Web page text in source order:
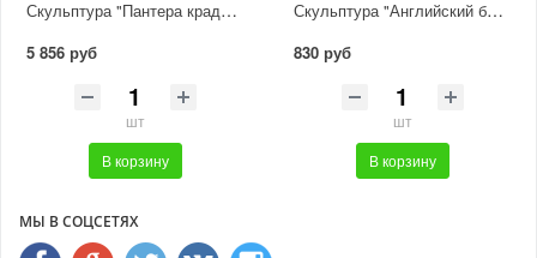
Скульптура "Пантера крадется"
5 856 руб
шт
В корзину
Скульптура "Английский бульдог"
830 руб
шт
В корзину
МЫ В СОЦСЕТЯХ